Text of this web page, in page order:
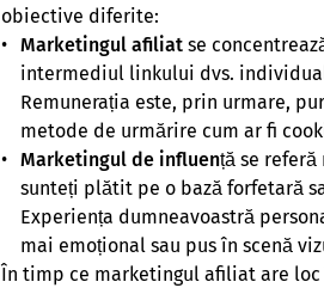
obiective diferite:
Marketingul afiliat se
intermediul linkului dvs.
Remunerația este, prin urmare,
metode de urmărire cum ar fi
Marketingul de influență se
sunteți plătit pe o bază forfetară
Experiența dumneavoastră
mai emoțional sau pus în scenă
În timp ce marketingul afiliat are